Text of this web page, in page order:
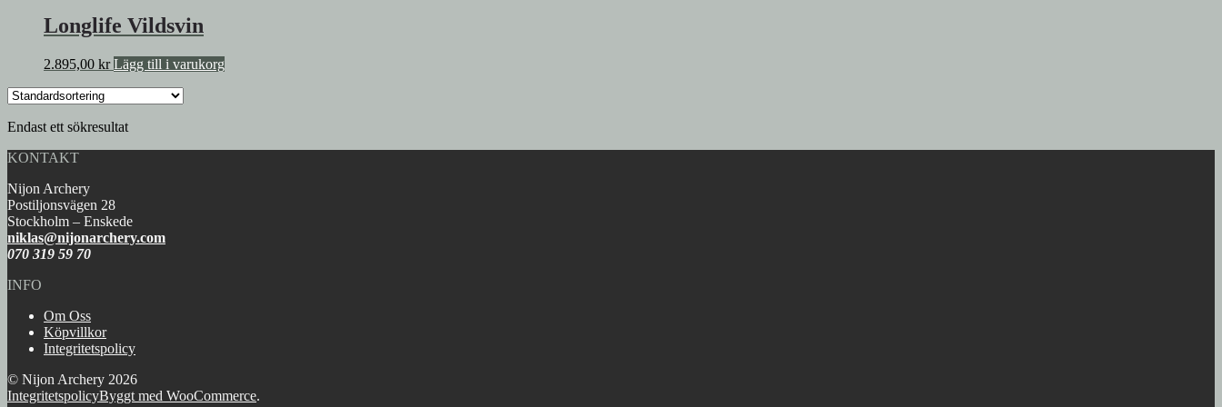
Longlife Vildsvin
2.895,00 kr Lägg till i varukorg
Endast ett sökresultat
KONTAKT
Nijon Archery
Postiljonsvägen 28
Stockholm – Enskede
niklas@nijonarchery.com
070 319 59 70
INFO
Om Oss
Köpvillkor
Integritetspolicy
© Nijon Archery 2026
IntegritetspolicyByggt med WooCommerce.